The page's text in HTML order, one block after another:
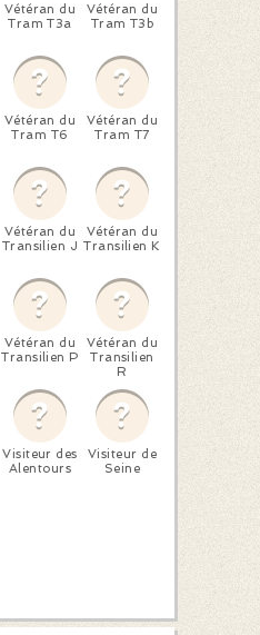
Vétéran du
Tram T3a
Vétéran du
Tram T3b
Vétéran du
Tram T6
Vétéran du
Tram T7
Vétéran du
Transilien J
Vétéran du
Transilien K
Vétéran du
Transilien P
Vétéran du
Transilien
R
Visiteur des
Alentours
Visiteur de
Seine